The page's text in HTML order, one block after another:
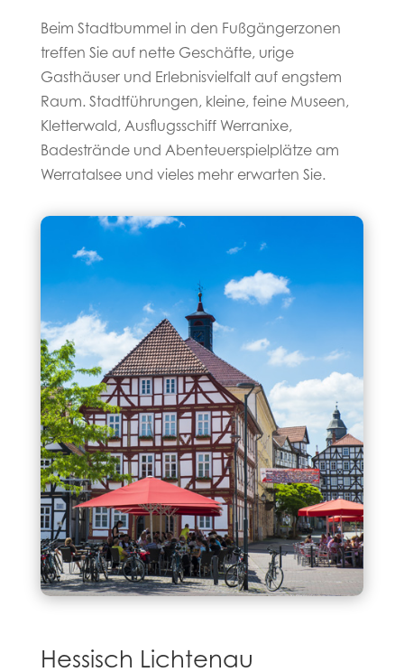
Beim Stadtbummel in den Fußgängerzonen
treffen Sie auf nette Geschäfte, urige
Gasthäuser und Erlebnisvielfalt auf engstem
Raum. Stadtführungen, kleine, feine Museen,
Kletterwald, Ausflugsschiff Werranixe,
Badestrände und Abenteuerspielplätze am
Werratalsee und vieles mehr erwarten Sie.
Hessisch Lichtenau